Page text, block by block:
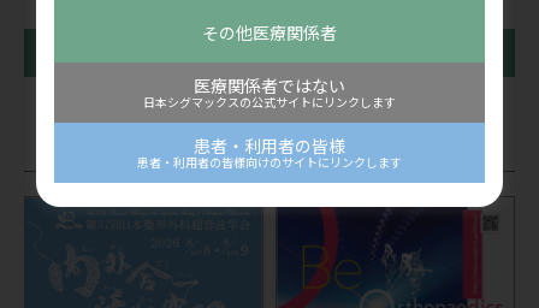
関連記事
その他医療関係者
医療関係者ではない
日本シグマックスの公式サイトにリンクします
患者・利用者の皆様
患者・利用者の皆様向けのサイトにリンクします